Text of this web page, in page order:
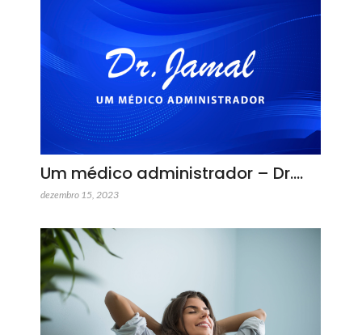
Um médico administrador – Dr.…
dezembro 15, 2023